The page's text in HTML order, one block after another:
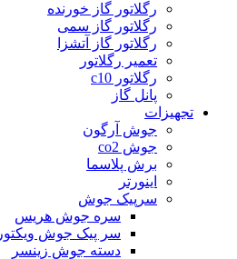
رگلاتور گاز خورنده
رگلاتور گاز سمی
رگلاتور گاز آتشزا
تعمیر رگلاتور
رگلاتور c10
پانل گاز
تجهیزات
جوش آرگون
جوش co2
برش پلاسما
اینورتر
سرپیک جوش
سره جوش هریس
سر پیک جوش ویکتور
دسته جوش زینسر